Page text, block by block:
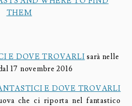
E DOVE TROVARLI sarà nelle
17 novembre 2016
E DOVE TROVARLI
che ci riporta nel fantastico